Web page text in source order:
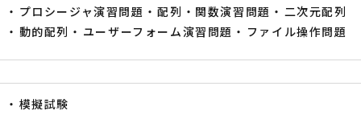
プロシージャ演習問題
配列・関数演習問題
二次元配列
動的配列
ユーザーフォーム演習問題 ファイル操作問題
模擬試験